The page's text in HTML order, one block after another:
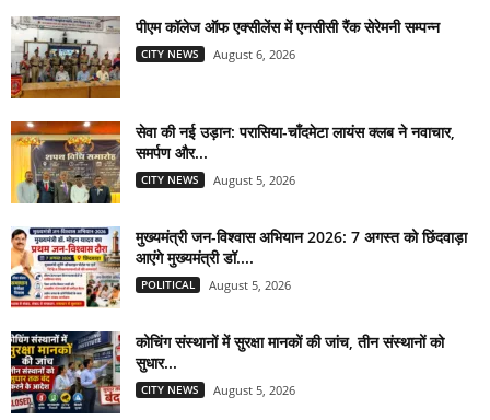
पीएम कॉलेज ऑफ एक्सीलेंस में एनसीसी रैंक सेरेमनी सम्पन्न
CITY NEWS August 6, 2026
सेवा की नई उड़ान: परासिया-चाँदमेटा लायंस क्लब ने नवाचार,
समर्पण और...
CITY NEWS August 5, 2026
मुख्यमंत्री जन-विश्वास अभियान 2026: 7 अगस्त को छिंदवाड़ा
आएंगे मुख्यमंत्री डॉ....
POLITICAL August 5, 2026
कोचिंग संस्थानों में सुरक्षा मानकों की जांच, तीन संस्थानों को
सुधार...
CITY NEWS August 5, 2026